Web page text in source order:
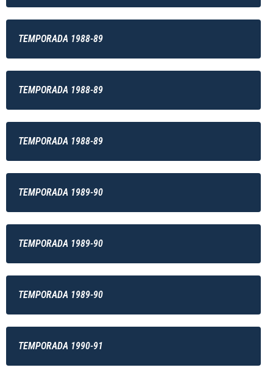
TEMPORADA 1988-89
TEMPORADA 1988-89
TEMPORADA 1988-89
TEMPORADA 1989-90
TEMPORADA 1989-90
TEMPORADA 1989-90
TEMPORADA 1990-91